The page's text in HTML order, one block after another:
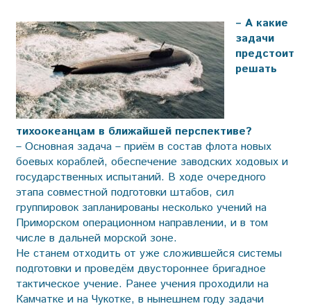
– А какие
задачи
предстоит
решать
тихоокеанцам в ближайшей перспективе?
– Основная задача – приём в состав флота новых
боевых кораблей, обеспечение заводских ходовых и
государственных испытаний. В ходе очередного
этапа совместной подготовки штабов, сил
группировок запланированы несколько учений на
Приморском операционном направлении, и в том
числе в дальней морской зоне.
Не станем отходить от уже сложившейся системы
подготовки и проведём двустороннее бригадное
тактическое учение. Ранее учения проходили на
Камчатке и на Чукотке, в нынешнем году задачи